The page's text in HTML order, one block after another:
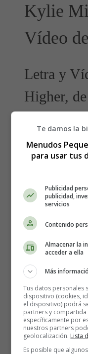
Kylie
Vídeo
Letra y
Higher,
Now I know how
Experienced in
There's something
Come over here
'Cause I can't get
I can't stay on the
Ohhh, I can't get
This is taking me
It's taking me
Higher off the
I do this just for
I got this high
This groove has got
I'm dancing like I
Te damos la
Menudos
para usar tus
Publicidad
publicidad,
servicios
Contenido
Almacenar la
acceder a ella
Más
Tus datos personales
dispositivo (cookies,
el dispositivo) podrá
partners y
específicamente por
nuestros partners
geolocalización. Lista
Es posible que